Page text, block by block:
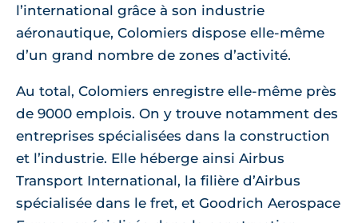
l’international grâce à son industrie
aéronautique, Colomiers dispose elle-même
d’un grand nombre de zones d’activité.
Au total, Colomiers enregistre elle-même près
de 9000 emplois. On y trouve notamment des
entreprises spécialisées dans la construction
et l’industrie. Elle héberge ainsi Airbus
Transport International, la filière d’Airbus
spécialisée dans le fret, et Goodrich Aerospace